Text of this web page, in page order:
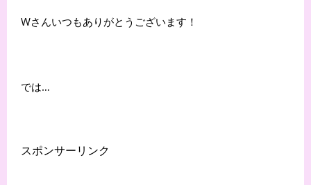
Wさんいつもありがとうございます！
では…
スポンサーリンク